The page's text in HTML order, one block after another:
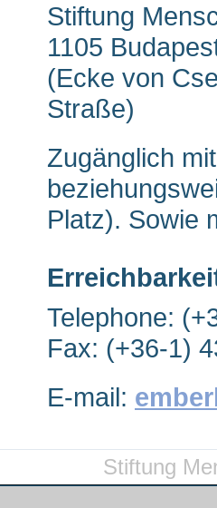
Stiftung
1105
(Ecke von
Straße)
Zugänglich
Platz). Sowie
Telephone:
Fax: (+36-1)
E-mail:
Stiftung